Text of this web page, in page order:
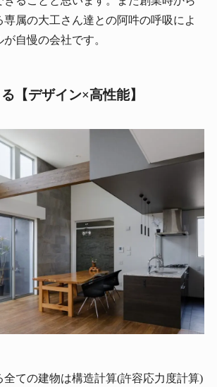
専属の大工さん達との阿吽の呼吸によ
自慢の会社です。
【デザイン×高性能】
全ての建物は構造計算(許容応力度計算)